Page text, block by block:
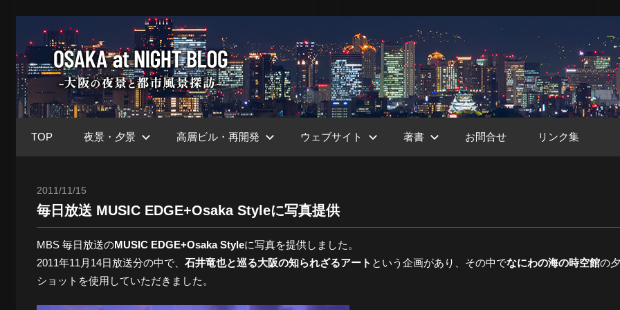
テ
ン
ツ
へ
大
阪
Night
ブ
TOP 夜景・夕景 高層ビル・再開発 ウェブサイト 著書 お問合せ リンク集
2011/11/15
毎日放送 MUSIC EDGE+Osaka Styleに写真提供
MBS 毎日放送のMUSIC EDGE+Osaka Styleに写真を提供しました。
2011年11月14日放送分の中で、 石井竜也と巡る大阪の知られざるアート という企画があり、その中でなにわの海の時空館の
ショットを使用していただきました。